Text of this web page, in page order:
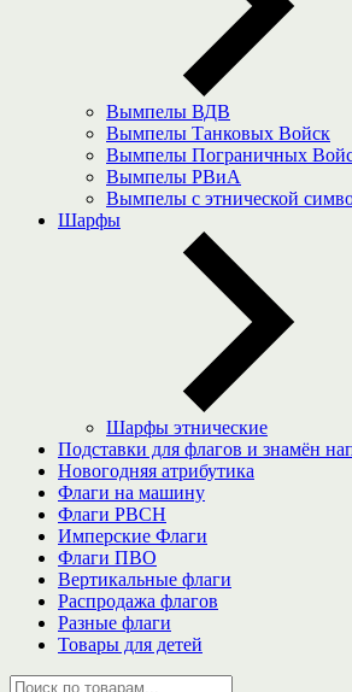
Вымпелы ВДВ
Вымпелы Танковых Войск
Вымпелы Пограничных
Вымпелы РВиА
Вымпелы с этнической
Шарфы
Шарфы этнические
Подставки для флагов и знамён
Новогодняя атрибутика
Флаги на машину
Флаги РВСН
Имперские Флаги
Флаги ПВО
Вертикальные флаги
Распродажа флагов
Разные флаги
Товары для детей